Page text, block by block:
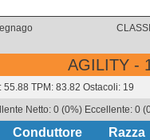
AGILITY -
TPM: 83.82 Ostacoli: 19
Netto: 0 (0%) Eccellente: 0
Conduttore Razza